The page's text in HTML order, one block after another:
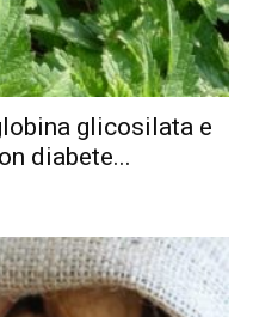
glicosilata e
diabete...